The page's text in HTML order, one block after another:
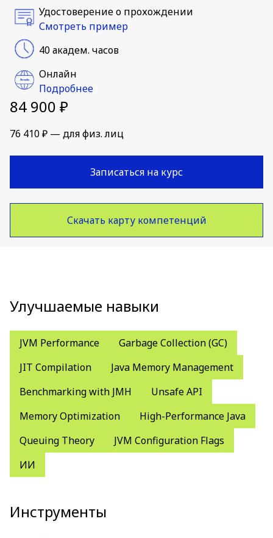
Удостоверение о прохождении
Смотреть пример
40 академ. часов
Онлайн
Подробнее
84 900 ₽
76 410 ₽ — для физ. лиц
Записаться на курс
Скачать карту компетенций
Улучшаемые навыки
JVM Performance
Garbage Collection (GC)
JIT Compilation
Java Memory Management
Benchmarking with JMH
Unsafe API
Memory Optimization
High-Performance Java
Queuing Theory
JVM Configuration Flags
ИИ
Инструменты